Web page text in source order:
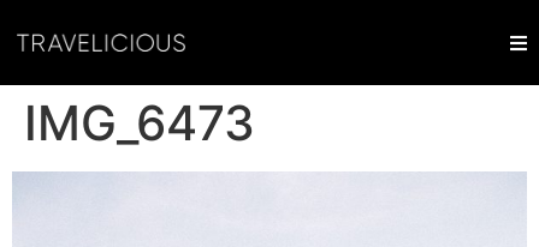
IMG_6473